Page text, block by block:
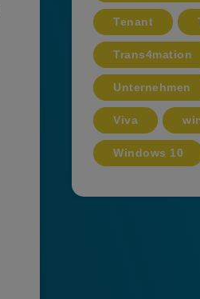
Tenant
Trans4mation
Unternehmen
Viva
Windows 10